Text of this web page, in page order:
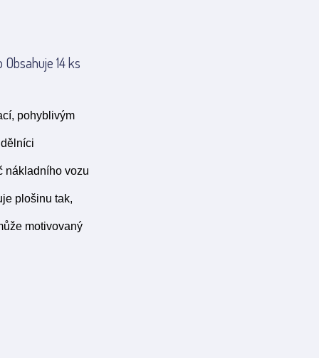
14 ks
pohyblivým
nákladního vozu
plošinu tak,
motivovaný